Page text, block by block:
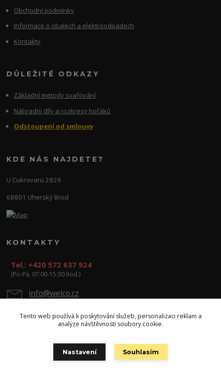
Obchodní podmínky
Informace o obalech a elektroodpadech
Kontakty
DŮLEŽITÉ ODKAZY
Základní metody svařování
Náhradní díly a rozkresy hořáků
Odstoupení od smlouvy
KDE NÁS NAJDETE?
U Cukrovaru 2829
68801 Uherský Brod
KONTAKTY
Tel.: +420 572 637 924
(Po-Pá, 07:00-15:30 hod.)
info@welco.cz
Tento web používá k poskytování služeb, personalizaci reklam a
analýze návštěvnosti soubory cookie.
Nastavení Souhlasím